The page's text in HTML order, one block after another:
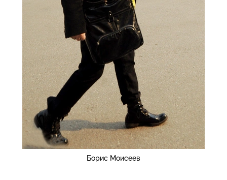
Борис Моисеев